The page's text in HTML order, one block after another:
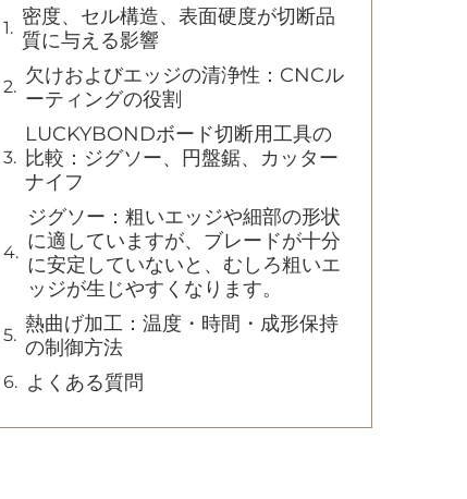
密度、セル構造、表面硬度が切断品
質に与える影響
欠けおよびエッジの清浄性：CNCル
ーティングの役割
LUCKYBONDボード切断用工具の
比較：ジグソー、円盤鋸、カッター
ナイフ
ジグソー：粗いエッジや細部の形状
に適していますが、ブレードが十分
に安定していないと、むしろ粗いエ
ッジが生じやすくなります。
熱曲げ加工：温度・時間・成形保持
の制御方法
よくある質問